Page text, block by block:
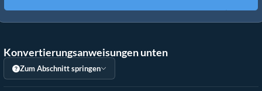
Konvertierungsanweisungen unten
Zum Abschnitt springen